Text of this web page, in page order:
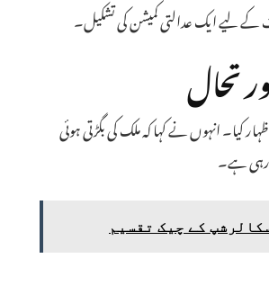
کیا۔ انہوں نے کہا کہ ملک کی بگڑتی ہوئی
رہی ہے۔
کے چیک تقسیم